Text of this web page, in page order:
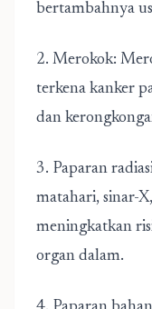
bertambahnya
2. Merokok:
terkena kanker
dan
3. Paparan
matahari, sinar-
meningkatkan
organ dalam.